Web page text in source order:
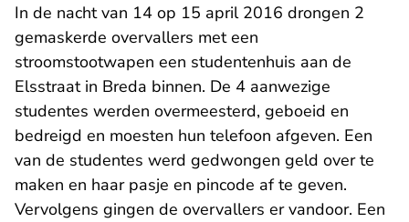
In de nacht van 14 op 15 april 2016 drongen 2
gemaskerde overvallers met een
stroomstootwapen een studentenhuis aan de
Elsstraat in Breda binnen. De 4 aanwezige
studentes werden overmeesterd, geboeid en
bedreigd en moesten hun telefoon afgeven. Een
van de studentes werd gedwongen geld over te
maken en haar pasje en pincode af te geven.
Vervolgens gingen de overvallers er vandoor. Een